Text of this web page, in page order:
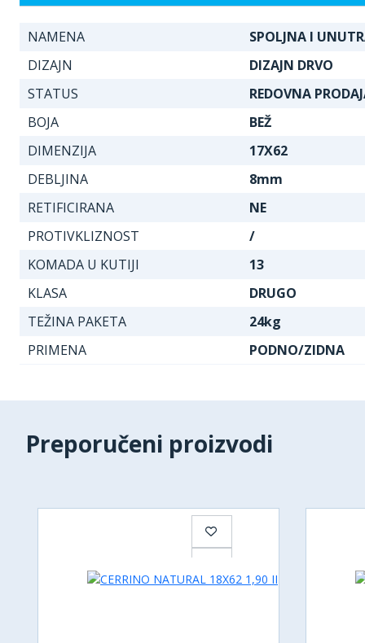
NAMENA
SPOLJNA I
DIZAJN
DIZAJN DRVO
STATUS
REDOVNA
BOJA
BEŽ
DIMENZIJA
17X62
DEBLJINA
8mm
RETIFICIRANA
NE
PROTIVKLIZNOST
/
KOMADA U KUTIJI
13
KLASA
DRUGO
TEŽINA PAKETA
24kg
PRIMENA
PODNO/ZIDNA
Preporučeni proizvodi